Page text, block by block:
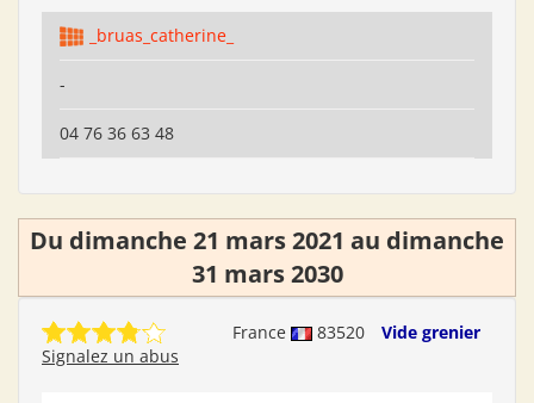
_bruas_catherine_
-
04 76 36 63 48
Du dimanche 21 mars 2021 au dimanche
31 mars 2030
France 83520
Vide grenier
Signalez un abus